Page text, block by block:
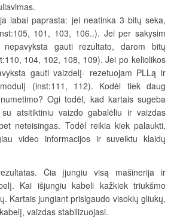
labai paprasta: jei neatinka 3 bitų seka,
101, 103, 106..). Jei per sakysim
nepavyksta gauti rezultato, darom bitų
104, 102, 108, 109). Jei po keliolikos
gauti vaizdelį- rezetuojam PLLą ir
(inst:111, 112). Kodėl tiek daug
Ogi todėl, kad kartais sugeba
su atsitiktiniu vaizdo gabalėliu ir vaizdas
neteisingas. Todėl reikia kiek palaukti,
video informacijos ir suveiktu klaidų
Čia įjungiu visą mašinerija ir
Kai išjungiu kabeli kažkiek triukšmo
Kartais jungiant prisigaudo visokių gliukų,
vaizdas stabilizuojasi.